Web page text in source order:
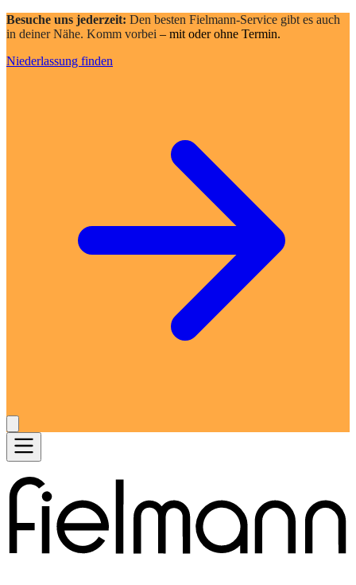
Besuche uns jederzeit: Den besten Fielmann-Service gibt es auch
in deiner Nähe. Komm vorbei – mit oder ohne Termin.
Niederlassung finden